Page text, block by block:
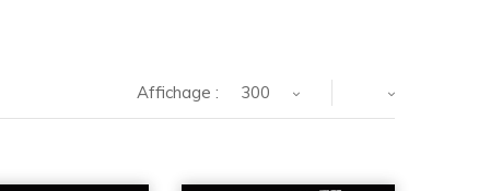
Affichage : 300